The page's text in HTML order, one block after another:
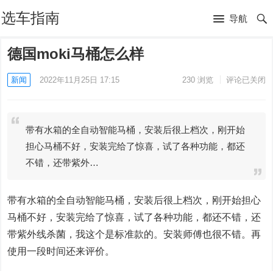
选车指南 导航
德国moki马桶怎么样
新闻 2022年11月25日 17:15 230浏览 评论已关闭
带有水箱的全自动智能马桶，安装后很上档次，刚开始
担心马桶不好，安装完给了惊喜，试了各种功能，都还
不错，还带紫外…
带有水箱的全自动智能马桶，安装后很上档次，刚开始担心
马桶不好，安装完给了惊喜，试了各种功能，都还不错，还
带紫外线杀菌，我这个是标准款的。安装师傅也很不错。再
使用一段时间还来评价。